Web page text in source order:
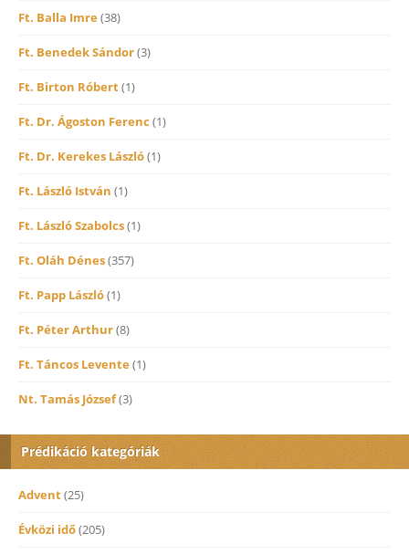
Ft. Balla Imre(38)
Ft. Benedek Sándor(3)
Ft. Birton Róbert(1)
Ft. Dr. Ágoston Ferenc (1)
Ft. Dr. Kerekes László(1)
Ft. László István (1)
Ft. László Szabolcs(1)
Ft. Oláh Dénes(357)
Ft. Papp László(1)
Ft. Péter Arthur(8)
Ft. Táncos Levente(1)
Nt. Tamás József(3)
Prédikáció kategóriák
Advent(25)
Évközi idő(205)